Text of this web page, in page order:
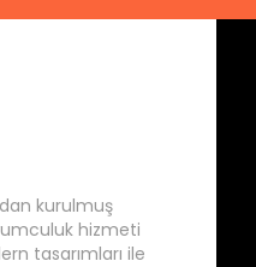
kurulmuş
hizmeti
tasarımları ile